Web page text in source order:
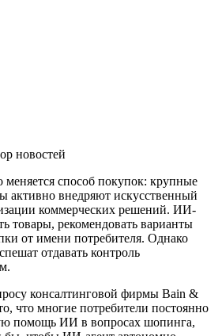
новостей
меняется способ покупок: крупные
активно внедряют искусственный
коммерческих решений. ИИ-
товары, рекомендовать варианты
от имени потребителя. Однако
отдавать контроль
консалтинговой фирмы Bain &
что многие потребители постоянно
помощь ИИ в вопросах шопинга,